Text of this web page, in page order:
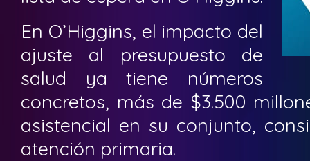
En O’Higgins, el impacto del
ajuste al presupuesto de
salud ya tiene números
concretos, más de $3.500
asistencial en su conjunto,
atención primaria.